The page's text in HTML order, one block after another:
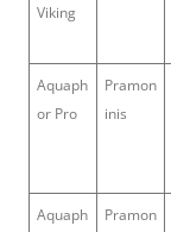
Viking
Aquaph
or Pro
Pramon
inis
Aquaph
Pramon